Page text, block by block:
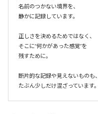
名前のつかない境界を、
静かに記録しています。
正しさを決めるためではなく、
そこに“何かがあった感覚”を
残すために。
断片的な記録や見えないものも、
たぶん少しだけ混ざっています。